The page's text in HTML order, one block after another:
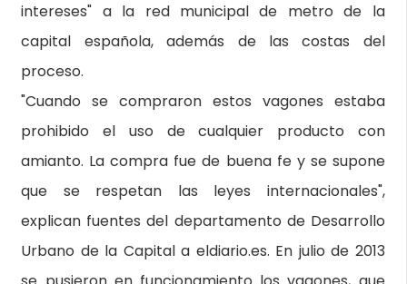
intereses" a la red municipal de metro de la
capital española, además de las costas del
proceso.
"Cuando se compraron estos vagones estaba
prohibido el uso de cualquier producto con
amianto. La compra fue de buena fe y se supone
que se respetan las leyes internacionales",
explican fuentes del departamento de Desarrollo
Urbano de la Capital a eldiario.es. En julio de 2013